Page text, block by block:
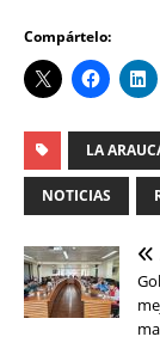
Compártelo:
LA
NOTICIAS